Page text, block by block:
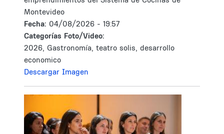
Montevideo
Fecha: 04/08/2026 - 19:57
Categorías Foto/Video:
2026, Gastronomía, teatro solis, desarrollo
economico
Descargar Imagen